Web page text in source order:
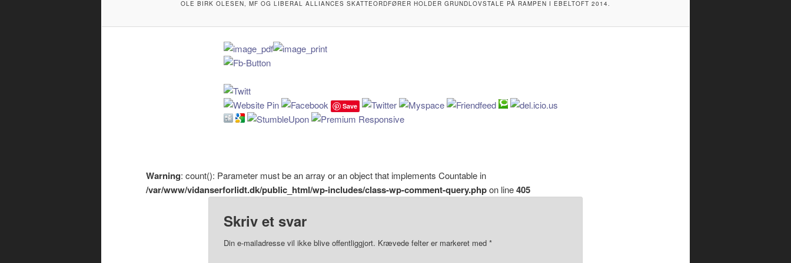
OLE BIRK OLESEN, MF OG LIBERAL ALLIANCES SKATTEORDFØRER HOLDER GRUNDLOVSTALE PÅ RAMPEN I EBELTOFT 2014.
Save
Warning: count(): Parameter must be an array or an object that implements Countable in
/var/www/vidanserforlidt.dk/public_html/wp-includes/class-wp-comment-query.phpon line405
Skriv et svar
Din e-mailadresse vil ikke blive offentliggjort. Krævede felter er markeret med *